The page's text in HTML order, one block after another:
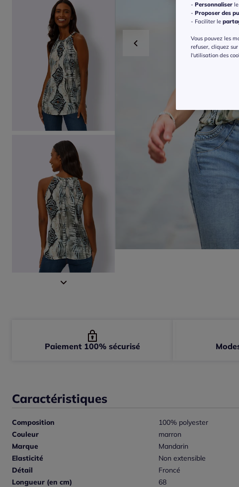
Caractéristiques
Composition
100% polyester
Couleur
marron
Marque
Mandarin
Elasticité
Non extensible
Détail
Froncé
Longueur (en cm)
68
Paiement 100% sécurisé
- Personnaliser
- Proposer des
- Faciliter le
Vous pouvez les
refuser, cliquez
l'utilisation des